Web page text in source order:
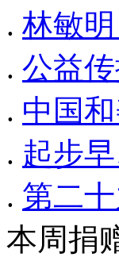
. 林敏
. 公益
. 中国
. 起步
. 第二
本周捐